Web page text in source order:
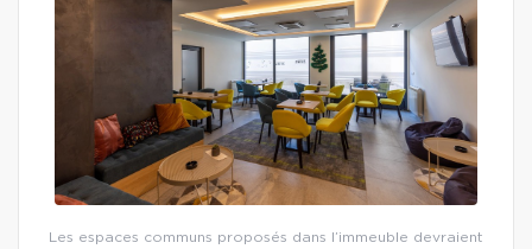
Les espaces communs proposés dans l’immeuble devraient